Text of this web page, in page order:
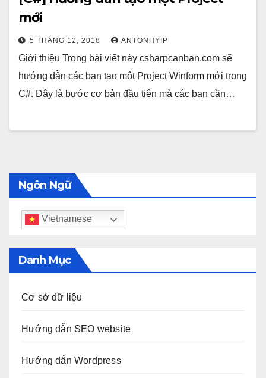
mới
5 THÁNG 12, 2018 ANTONHYIP
Giới thiệu Trong bài viết này csharpcanban.com sẽ
hướng dẫn các bạn tạo một Project Winform mới trong
C#. Đây là bước cơ bản đầu tiên mà các bạn cần…
Ngôn Ngữ
Vietnamese
Danh Mục
Cơ sở dữ liệu
Hướng dẫn SEO website
Hướng dẫn Wordpress